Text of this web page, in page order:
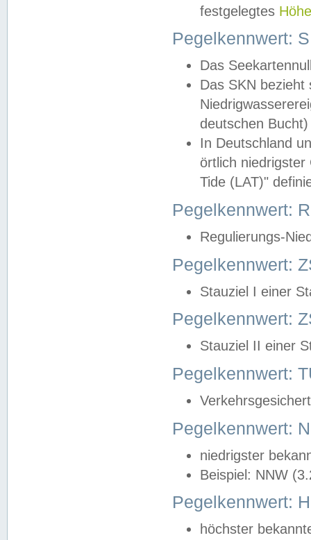
festgelegtes
Pegelkennwert:
Das
Das SKN
deutschen
In Deutschland
örtlich
Tide (LAT)"
Pegelkennwert:
Regulierungs-
Pegelkennwert:
Stauziel I einer
Pegelkennwert:
Stauziel II einer
Pegelkennwert:
Pegelkennwert:
niedrigster
Beispiel: NNW
Pegelkennwert:
höchster